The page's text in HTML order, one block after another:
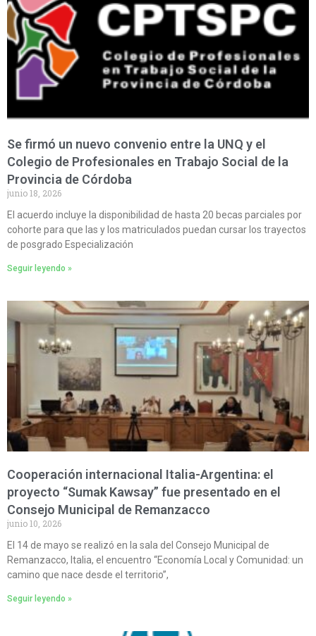
Se firmó un nuevo convenio entre la UNQ y el
Colegio de Profesionales en Trabajo Social de la
Provincia de Córdoba
junio 18, 2026
El acuerdo incluye la disponibilidad de hasta 20 becas parciales por
cohorte para que las y los matriculados puedan cursar los trayectos
de posgrado Especialización
Seguir leyendo »
Cooperación internacional Italia-Argentina: el
proyecto “Sumak Kawsay” fue presentado en el
Consejo Municipal de Remanzacco
junio 10, 2026
El 14 de mayo se realizó en la sala del Consejo Municipal de
Remanzacco, Italia, el encuentro “Economía Local y Comunidad: un
camino que nace desde el territorio”,
Seguir leyendo »